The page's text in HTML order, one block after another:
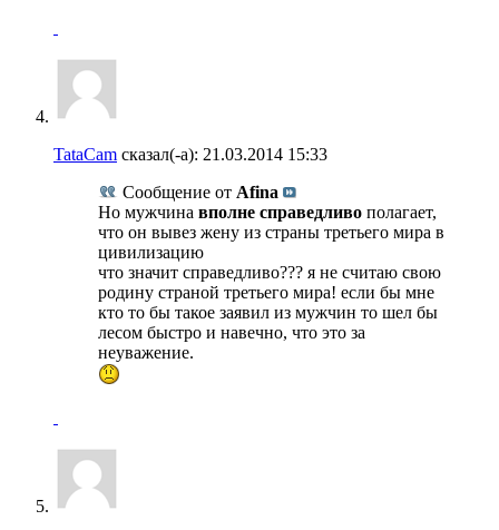
TataCam сказал(-а): 21.03.2014 15:33
Сообщение от Afina
Но мужчина вполне справедливо полагает,
что он вывез жену из страны третьего мира в
цивилизацию
что значит справедливо??? я не считаю свою
родину страной третьего мира! если бы мне
кто то бы такое заявил из мужчин то шел бы
лесом быстро и навечно, что это за
неуважение.